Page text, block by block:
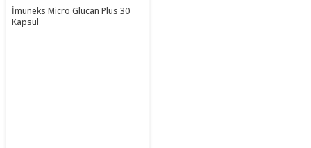
İmuneks Micro Glucan Plus 30
Kapsül